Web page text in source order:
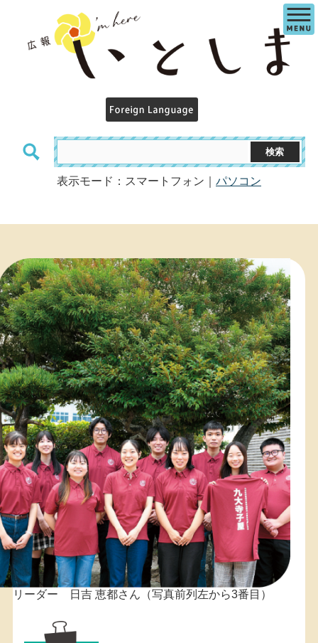
表示モード：スマートフォン｜ パソコン
リーダー 日吉 恵都さん（写真前列左から3番目）